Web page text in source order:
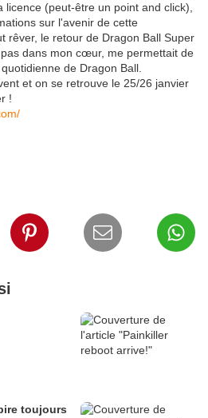
(peut-être un point and click),
sur l'avenir de cette
rêver, le retour de Dragon Ball Super
dans mon cœur, me permettait de
de Dragon Ball.
et on se retrouve le 25/26 janvier
!
toujours